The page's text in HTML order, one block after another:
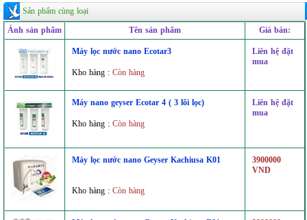
Sản phẩm cùng loại
Ảnh sản phẩm
Tên sản phẩm Giá bán:
Máy lọc nước nano Ecotar3
Kho hàng : Còn hàng
Liên hệ đặt
mua
Máy nano geyser Ecotar 4 ( 3 lõi lọc)
Kho hàng : Còn hàng
Liên hệ đặt
mua
Máy lọc nước nano Geyser Kachiusa K01
Kho hàng : Còn hàng
3900000
VND